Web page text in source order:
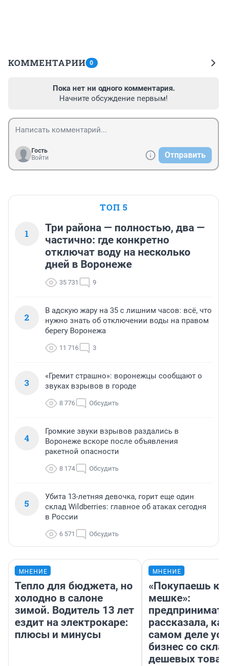
КОММЕНТАРИИ 0
Пока нет ни одного комментария.
Начните обсуждение первым!
Гость
Войти
Отправить
ТОП 5
1
Три района — полностью, два —
частично: где конкретно
отключат воду на несколько
дней в Воронеже
35 731 9
2
В адскую жару на 35 с лишним часов: всё, что
нужно знать об отключении воды на правом
берегу Воронежа
11 716 3
3
«Гремит страшно»: воронежцы сообщают о
звуках взрывов в городе
8 776 Обсудить
4
Громкие звуки взрывов раздались в
Воронеже вскоре после объявления
ракетной опасности
8 174 Обсудить
5
Убита 13-летняя девочка, горит еще один
склад Wildberries: главное об атаках сегодня
в России
6 571 Обсудить
МНЕНИЕ
Тепло для бюджета, но
холодно в салоне
зимой. Водитель 13 лет
ездит на электрокаре:
плюсы и минусы
МНЕНИЕ
«Покупаешь
мешке»:
рассказала,
самом деле
бизнес со
дешевых